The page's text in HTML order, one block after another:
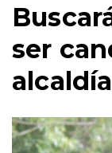
ser